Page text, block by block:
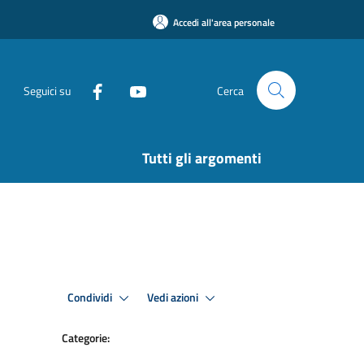
Accedi all'area personale
Seguici su Cerca
Tutti gli argomenti
Condividi Vedi azioni
Categorie: